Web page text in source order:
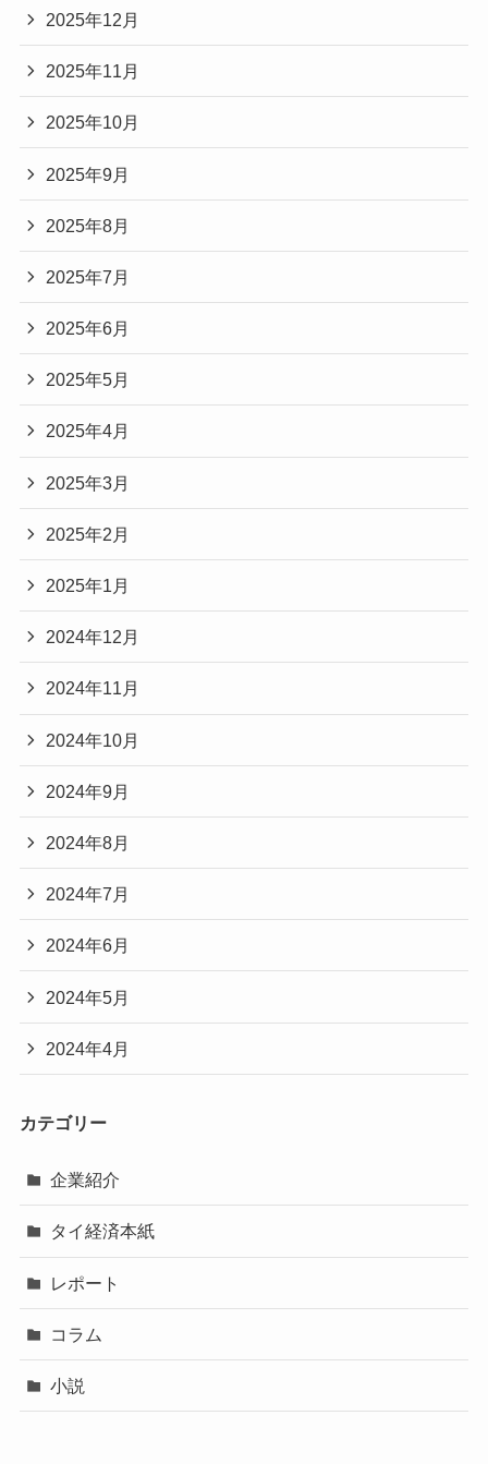
2025年12月
2025年11月
2025年10月
2025年9月
2025年8月
2025年7月
2025年6月
2025年5月
2025年4月
2025年3月
2025年2月
2025年1月
2024年12月
2024年11月
2024年10月
2024年9月
2024年8月
2024年7月
2024年6月
2024年5月
2024年4月
カテゴリー
企業紹介
タイ経済本紙
レポート
コラム
小説